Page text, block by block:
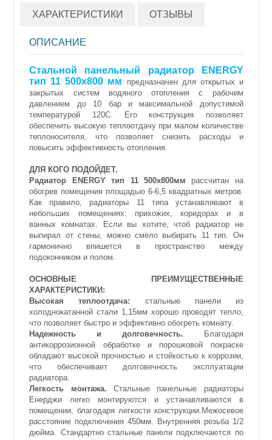
ХАРАКТЕРИСТИКИ ОТЗЫВЫ
ОПИСАНИЕ
Стальной панельный радиатор ENERGY
тип 11 500х800 мм предназначен для открытых и
закрытых систем водяного отопления с рабочим
давлением до 10 бар и максимальной допустимой
температурой 120С. Его конструкция позволяет
обеспечить высокую теплоотдачу при малом количестве
теплоносителя, что позволяет снизить расходы и
повысить эффективность отопления.
ДЛЯ КОГО ПОДОЙДЕТ.
Радиатор ENERGY тип 11 500х800мм рассчитан на
обогрев помещения площадью 6-6,5 квадратных метров.
Как правило, радиаторы 11 типа устанавливают в
небольших помещениях: прихожих, коридорах и в
ванных комнатах. Если вы хотите, чтоб радиатор не
выпирал от стены, можно смело выбирать 11 тип. Он
гармонично впишется в пространство между
подоконником и полом.
ОСНОВНЫЕ ПРЕИМУЩЕСТВЕННЫЕ
ХАРАКТЕРИСТИКИ:
Высокая теплоотдача: стальные панели из
холоднокатанной стали 1,15мм хорошо проводят тепло,
что позволяет быстро и эффективно обогреть комнату.
Надежность и долговечность. Благодаря
антикоррозионной обработке и порошковой покраске
обладают высокой прочностью и стойкостью к коррозии,
что обеспечивает долговечность эксплуатации
радиатора.
Легкость монтажа. Стальные панельные радиаторы
Енерджи легко монтируются и устанавливаются в
помещении, благодаря легкости конструкции.Межосевое
расстояние подключения 450мм. Внутренняя резьба 1/2
дюйма. Стандартно стальные панели подключаются по